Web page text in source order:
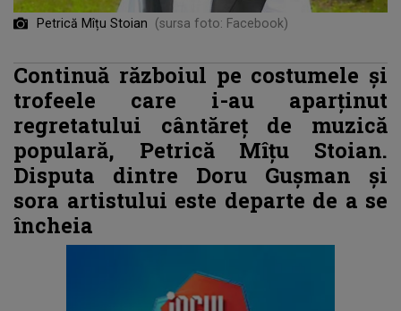
Petrică Mîțu Stoian (sursa foto: Facebook)
Continuă războiul pe costumele și
trofeele care i-au aparținut
regretatului cântăreț de muzică
populară, Petrică Mîțu Stoian.
Disputa dintre Doru Gușman și
sora artistului este departe de a se
încheia